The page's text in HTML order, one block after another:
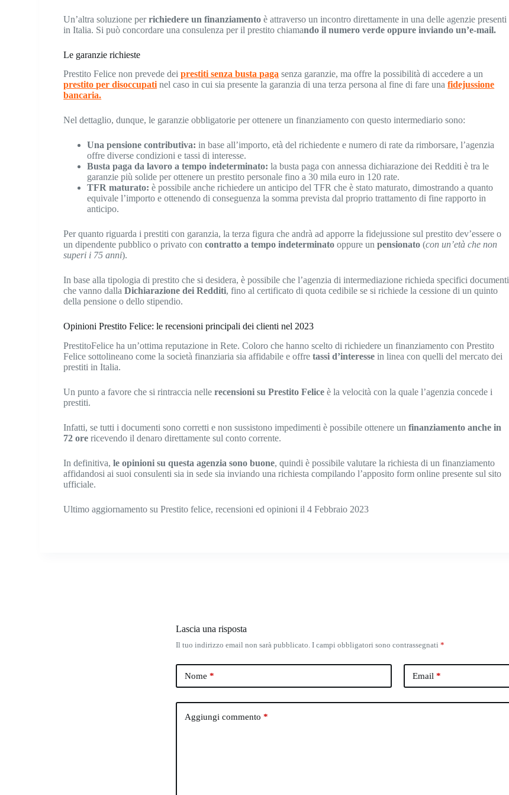
Un’altra soluzione perrichiedere un finanziamentoè attraverso un incontro direttamente in una delle agenzie presenti
in Italia. Si può concordare una consulenza per il prestito chiamando il numero verde oppure inviando un’e-mail.
Le garanzie richieste
Prestito Felice non prevede deiprestiti senza busta paga senza garanzie, ma offre la possibilità di accedere a un
prestito per disoccupati nel caso in cui sia presente la garanzia di una terza persona al fine di fare unafidejussione
bancaria.
Nel dettaglio, dunque, le garanzie obbligatorie per ottenere un finanziamento con questo intermediario sono:
Una pensione contributiva:in base all’importo, età del richiedente e numero di rate da rimborsare, l’agenzia
offre diverse condizioni e tassi di interesse.
Busta paga da lavoro a tempo indeterminato: la busta paga con annessa dichiarazione dei Redditi è tra le
garanzie più solide per ottenere un prestito personale fino a 30 mila euro in 120 rate.
TFR maturato:è possibile anche richiedere un anticipo del TFR che è stato maturato, dimostrando a quanto
equivale l’importo e ottenendo di conseguenza la somma prevista dal proprio trattamento di fine rapporto in
anticipo.
Per quanto riguarda i prestiti con garanzia, la terza figura che andrà ad apporre la fidejussione sul prestito dev’essere o
un dipendente pubblico o privato con contratto a tempo indeterminatooppure unpensionato (con un’età che non
superi i 75 anni).
In base alla tipologia di prestito che si desidera, è possibile che l’agenzia di intermediazione richieda specifici documenti
che vanno dallaDichiarazione dei Redditi, fino al certificato di quota cedibile se si richiede la cessione di un quinto
della pensione o dello stipendio.
Opinioni Prestito Felice: le recensioni principali dei clienti nel 2023
PrestitoFelice ha un’ottima reputazione in Rete. Coloro che hanno scelto di richiedere un finanziamento con Prestito
Felice sottolineano come la società finanziaria sia affidabile e offre tassi d’interesse in linea con quelli del mercato dei
prestiti in Italia.
Un punto a favore che si rintraccia nellerecensioni su Prestito Felice è la velocità con la quale l’agenzia concede i
prestiti.
Infatti, se tutti i documenti sono corretti e non sussistono impedimenti è possibile ottenere un finanziamento anche in
72 ore ricevendo il denaro direttamente sul conto corrente.
In definitiva,le opinioni su questa agenzia sono buone, quindi è possibile valutare la richiesta di un finanziamento
affidandosi ai suoi consulenti sia in sede sia inviando una richiesta compilando l’apposito form online presente sul sito
ufficiale.
Ultimo aggiornamento su Prestito felice, recensioni ed opinioni il 4 Febbraio 2023
Lascia una risposta
Il tuo indirizzo email non sarà pubblicato. I campi obbligatori sono contrassegnati *
Nome * Email *
Aggiungi commento *